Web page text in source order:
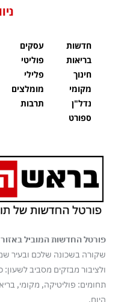
חדשות
בריאות
חינוך
מקומי
נדל"ן
ספורט
עסקים
פוליטי
פלילי
מומלצים
תרבות
פורטל החדשות המוביל
שקורה בשכונה שלכם ובעיר
ולציבור מבזקים מסביב לשעון:
תחומים: פוליטיקה, מקומי,
היום.